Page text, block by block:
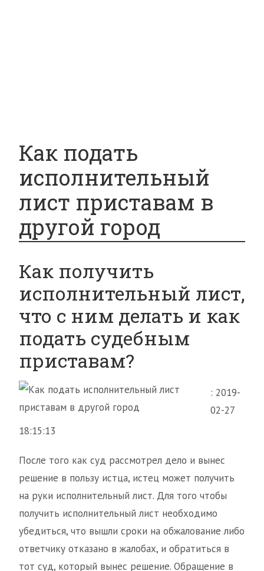
Как подать
исполнительный
лист приставам в
другой город
Как получить
исполнительный лист,
что с ним делать и как
подать судебным
приставам?
: 2019-
02-27
18:15:13
После того как суд рассмотрел дело и вынес
решение в пользу истца, истец может получить
на руки исполнительный лист. Для того чтобы
получить исполнительный лист необходимо
убедиться, что вышли сроки на обжалование либо
ответчику отказано в жалобах, и обратиться в
тот суд, который вынес решение. Обращение в